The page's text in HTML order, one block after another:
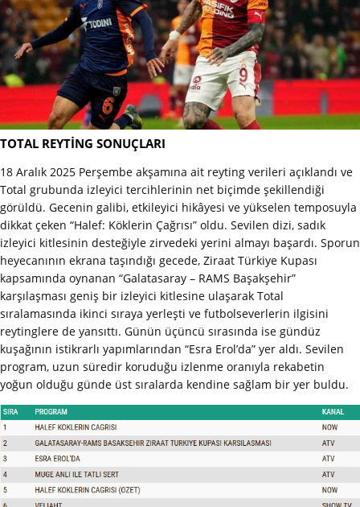
TOTAL REYTİNG SONUÇLARI
18 Aralık 2025 Perşembe akşamına ait reyting verileri açıklandı ve
Total grubunda izleyici tercihlerinin net biçimde şekillendiği
görüldü. Gecenin galibi, etkileyici hikâyesi ve yükselen temposuyla
dikkat çeken “Halef: Köklerin Çağrısı” oldu. Sevilen dizi, sadık
izleyici kitlesinin desteğiyle zirvedeki yerini almayı başardı. Sporun
heyecanının ekrana taşındığı gecede, Ziraat Türkiye Kupası
kapsamında oynanan “Galatasaray – RAMS Başakşehir”
karşılaşması geniş bir izleyici kitlesine ulaşarak Total
sıralamasında ikinci sıraya yerleşti ve futbolseverlerin ilgisini
reytinglere de yansıttı. Günün üçüncü sırasında ise gündüz
kuşağının istikrarlı yapımlarından “Esra Erol’da” yer aldı. Sevilen
program, uzun süredir koruduğu izlenme oranıyla rekabetin
yoğun olduğu günde üst sıralarda kendine sağlam bir yer buldu.